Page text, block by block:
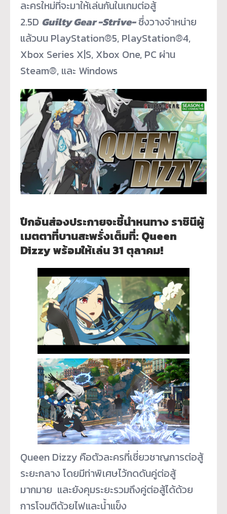
ละครใหม่ที่จะมาให้เล่นกันในเกมต่อสู้
2.5D Guilty Gear -Strive-ซึ่งวางจำหน่าย
แล้วบน PlayStation®5, PlayStation®4,
Xbox Series X|S, Xbox One, PC ผ่าน
Steam®, และ Windows
ปีกอันส่องประกายจะชี้นำหนทาง ราชินีผู้
เมตตาที่บานสะพรั่งเต็มที่: Queen
Dizzy พร้อมให้เล่น 31 ตุลาคม!
Queen Dizzy คือตัวละครที่เชี่ยวชาญการต่อสู้
ระยะกลาง โดยมีท่าพิเศษไว้กดดันคู่ต่อสู้
มากมาย และยังคุมระยะรวมถึงคู่ต่อสู้ได้ด้วย
การโจมตีด้วยไฟและน้ำแข็ง